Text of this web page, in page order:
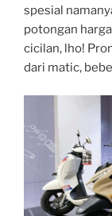
spesial
potongan
cicilan, lho!
dari matic,